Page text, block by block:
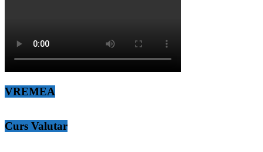
VREMEA
Curs Valutar